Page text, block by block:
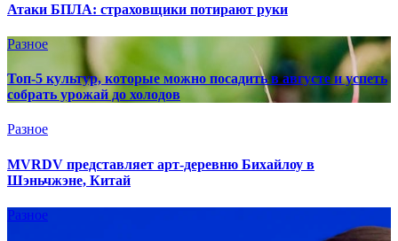
Атаки БПЛА: страховщики потирают руки
Разное
Топ-5 культур, которые можно посадить в августе и успеть
собрать урожай до холодов
Разное
MVRDV представляет арт-деревню Бихайлоу в
Шэньчжэне, Китай
Разное